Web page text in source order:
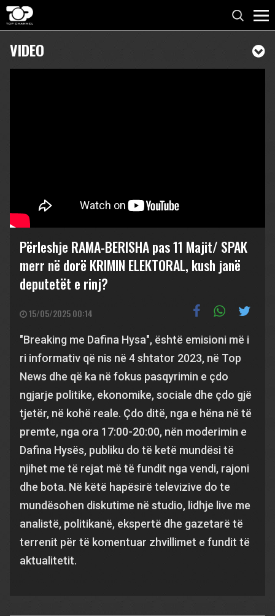
VIDEO
Përleshje RAMA-BERISHA pas 11 Majit/ SPAK
merr në dorë KRIMIN ELEKTORAL, kush janë
deputetët e rinj?
15/05/2025 00:14
"Breaking me Dafina Hysa", është emisioni më i
ri informativ që nis në 4 shtator 2023, në Top
News dhe që ka në fokus pasqyrimin e çdo
ngjarje politike, ekonomike, sociale dhe çdo gjë
tjetër, në kohë reale. Çdo ditë, nga e hëna në të
premte, nga ora 17:00-20:00, nën moderimin e
Dafina Hysës, publiku do të ketë mundësi të
njihet me të rejat më të fundit nga vendi, rajoni
dhe bota. Në këtë hapësirë televizive do te
mundësohen diskutime në studio, lidhje live me
analistë, politikanë, ekspertë dhe gazetarë të
terrenit për të komentuar zhvillimet e fundit të
aktualitetit.